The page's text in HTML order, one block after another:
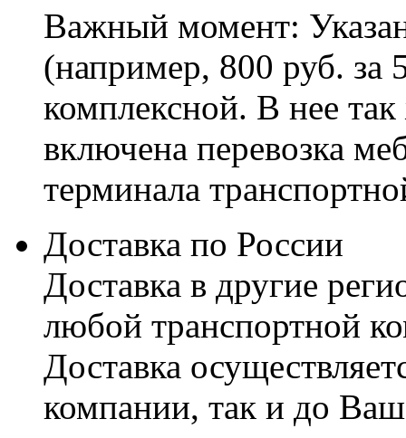
Важный момент:
(например, 800 руб. за
комплексной. В нее
включена перевозка
терминала
Доставка по России
Доставка в другие
любой транспортной
Доставка
компании, так и до